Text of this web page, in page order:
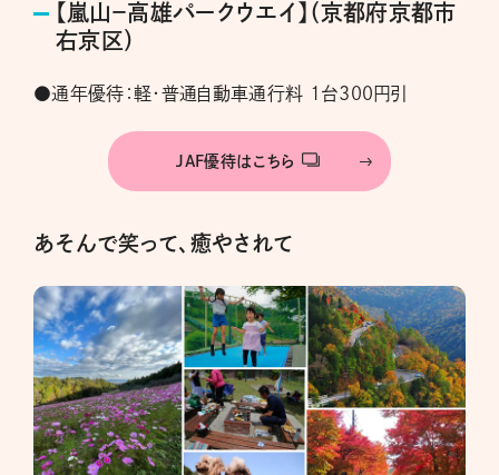
【嵐山−高雄パークウエイ】（京都府京都市
右京区）
●通年優待：軽・普通自動車通行料 1台300円引
JAF優待はこちら
あそんで笑って、癒やされて